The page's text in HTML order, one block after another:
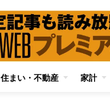
住まい・不動産 家計